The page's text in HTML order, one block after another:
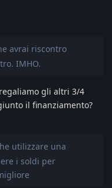
avrai riscontro
IMHO.
gli altri 3/4
il finanziamento?
utilizzare una
i soldi per